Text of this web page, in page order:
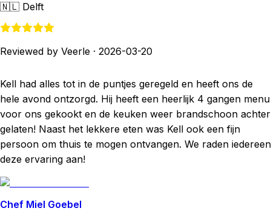
🇳🇱 Delft
Reviewed by Veerle · 2026-03-20
Kell had alles tot in de puntjes geregeld en heeft ons de
hele avond ontzorgd. Hij heeft een heerlijk 4 gangen menu
voor ons gekookt en de keuken weer brandschoon achter
gelaten! Naast het lekkere eten was Kell ook een fijn
persoon om thuis te mogen ontvangen. We raden iedereen
deze ervaring aan!
Chef Miel Goebel